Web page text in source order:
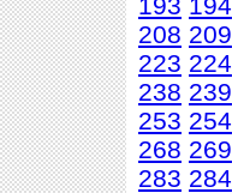
208 209
223 224
238 239
253 254
268 269
283 284